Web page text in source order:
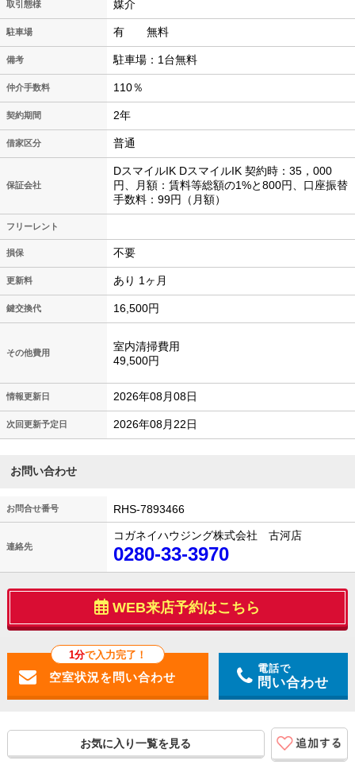
取引態様 媒介
駐車場 有 無料
備考 駐車場：1台無料
仲介手数料 110％
契約期間 2年
借家区分 普通
保証会社
DスマイルIK DスマイルIK 契約時：35，000
円、月額：賃料等総額の1%と800円、口座振替
手数料：99円（月額）
フリーレント
損保 不要
更新料 あり 1ヶ月
鍵交換代 16,500円
その他費用
室内清掃費用
49,500円
情報更新日 2026年08月08日
次回更新予定日 2026年08月22日
お問い合わせ
お問合せ番号 RHS-7893466
連絡先
コガネイハウジング株式会社 古河店
0280-33-3970
WEB来店予約はこちら
1分で入力完了！
電話で
問い合わせ
お気に入り一覧を見る